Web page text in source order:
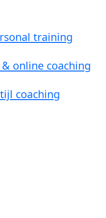
training
online coaching
coaching